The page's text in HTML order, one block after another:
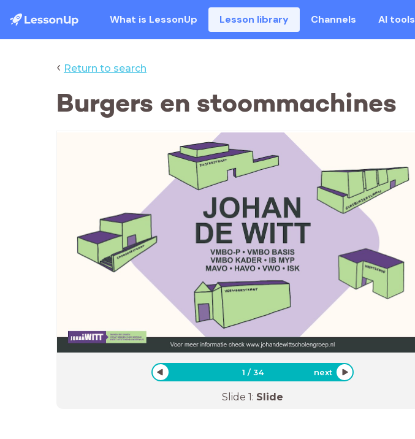
What is LessonUp Lesson library Channels AI tools
‹ Return to search
Burgers en stoommachines
1 /34 next
Slide 1: Slide